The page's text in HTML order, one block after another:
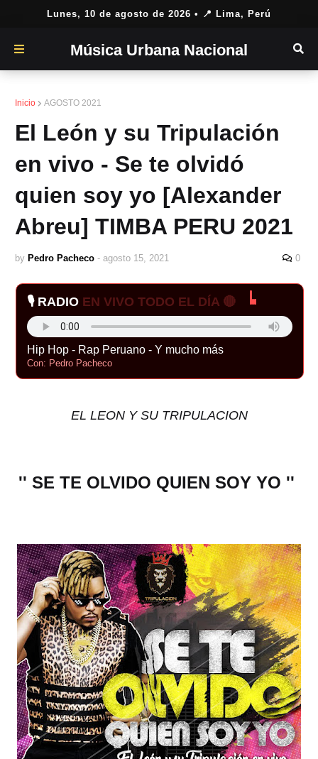
Lunes, 10 de agosto de 2026 • 📍 Lima, Perú
Música Urbana Nacional
Inicio AGOSTO 2021
El León y su Tripulación
en vivo - Se te olvidó
quien soy yo [Alexander
Abreu] TIMBA PERU 2021
by Pedro Pacheco - agosto 15, 2021 0
🎙️ RADIO EN VIVO TODO EL DÍA 🔴
Hip Hop - Rap Peruano - Y mucho más
Con: Pedro Pacheco
EL LEON Y SU TRIPULACION
'' SE TE OLVIDO QUIEN SOY YO ''